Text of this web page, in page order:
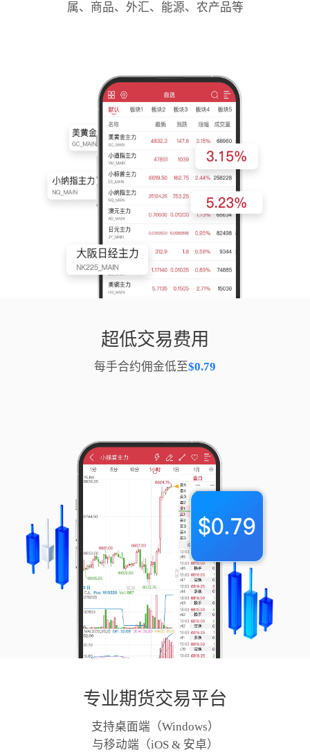
属、商品、外汇、能源、农产品等
超低交易费用
每手合约佣金低至$0.79
专业期货交易平台
支持桌面端（Windows）
与移动端（iOS & 安卓）